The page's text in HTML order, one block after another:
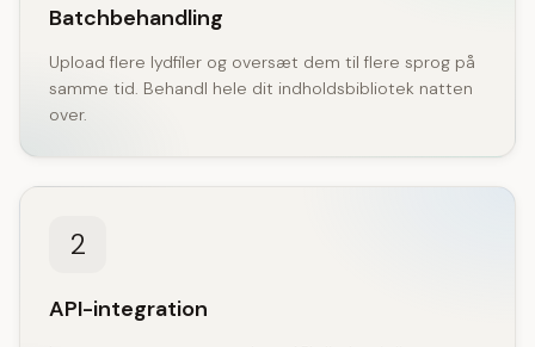
Batchbehandling
Upload flere lydfiler og oversæt dem til flere sprog på
samme tid. Behandl hele dit indholdsbibliotek natten
over.
2
API-integration